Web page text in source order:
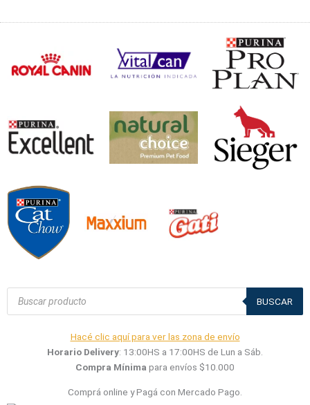
Búsqueda
productos
BUSCAR
Hacé clic aquí para ver las zona de envío
Horario Delivery: 13:00HS a 17:00HS de Lun a Sáb.
Compra Mínima para envíos $10.000
Comprá online y Pagá con Mercado Pago.